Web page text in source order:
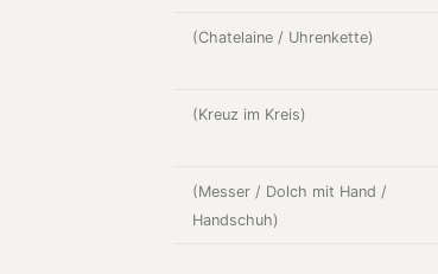
(Chatelaine / Uhrenkette)
(Kreuz im Kreis)
(Messer / Dolch mit Hand /
Handschuh)